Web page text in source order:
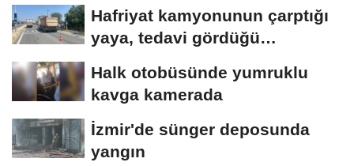
Hafriyat kamyonunun çarptığı
yaya, tedavi gördüğü
Halk otobüsünde yumruklu
kavga kamerada
İzmir'de sünger deposunda
yangın